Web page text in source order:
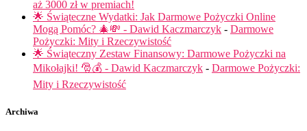
aż 3000 zł w premiach!
🌟 Świąteczne Wydatki: Jak Darmowe Pożyczki Online
Mogą Pomóc? 🎄💸 - Dawid Kaczmarczyk - Darmowe
Pożyczki: Mity i Rzeczywistość
🌟 Świąteczny Zestaw Finansowy: Darmowe Pożyczki na
Mikołajki! 🎅💰 - Dawid Kaczmarczyk - Darmowe Pożyczki:
Mity i Rzeczywistość
Archiwa